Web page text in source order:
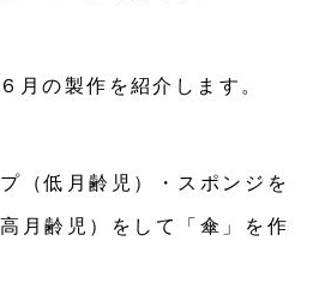
月の製作を紹介します。
（低月齢児）・スポンジを
月齢児）をして「傘」を作